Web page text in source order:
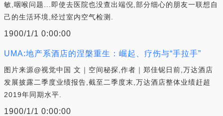
敏,咽喉问题...即使去医院也没查出端倪,部分细心的朋友一联想自
己的生活环境,经过室内空气检测.
1900/1/1 0:00:00
UMA:地产系酒店的涅槃重生：崛起、疗伤与“手拉手”
图片来源@视觉中国 文｜空间秘探,作者｜郑佳铌日前,万达酒店
发展披露二季度业绩报告,截至二季度末,万达酒店整体业绩赶超
2019年同期水平.
1900/1/1 0:00:00